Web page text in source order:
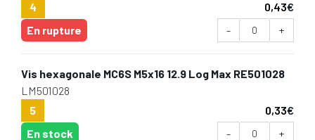
4
0,43€
En rupture
- +
Vis hexagonale MC6S M5x16 12.9 Log Max RE501028
LM501028
5
0,33€
En stock
- +